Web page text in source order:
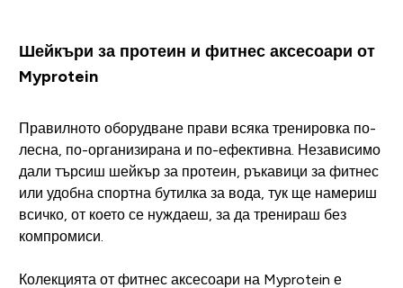
Шейкъри за протеин и фитнес аксесоари от
Myprotein
Правилното оборудване прави всяка тренировка по-
лесна, по-организирана и по-ефективна. Независимо
дали търсиш шейкър за протеин, ръкавици за фитнес
или удобна спортна бутилка за вода, тук ще намериш
всичко, от което се нуждаеш, за да тренираш без
компромиси.
Колекцията от фитнес аксесоари на Myprotein е